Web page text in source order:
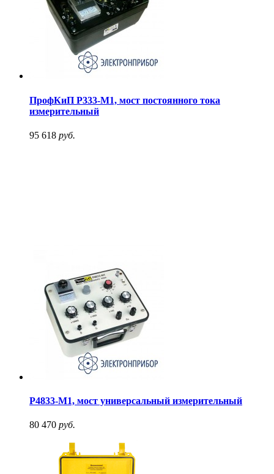
ПрофКиП Р333-М1, мост постоянного тока
измерительный
95 618 руб.
Р4833-М1, мост универсальный измерительный
80 470 руб.